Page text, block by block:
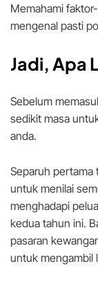
Memahami
mengenal pasti
Jadi, Apa
Sebelum
sedikit masa
anda.
Separuh pertama
untuk menilai
menghadapi
kedua tahun ini.
pasaran
untuk mengambil